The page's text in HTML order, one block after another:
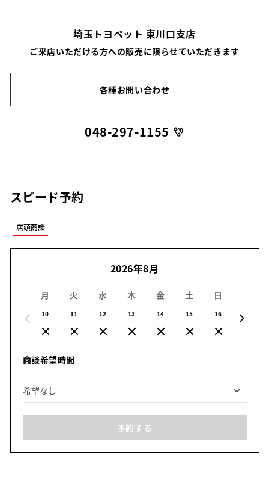
埼玉トヨペット 東川口支店
ご来店いただける方への販売に限らせていただきます
各種お問い合わせ
048-297-1155
スピード予約
店頭商談
2026年8月
月
10
火
11
水
12
木
13
金
14
土
15
日
16
商談希望時間
予約する